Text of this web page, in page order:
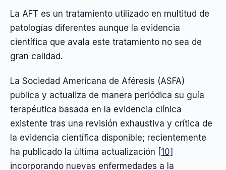
La AFT es un tratamiento utilizado en multitud de
patologías diferentes aunque la evidencia
científica que avala este tratamiento no sea de
gran calidad.
La Sociedad Americana de Aféresis (ASFA)
publica y actualiza de manera periódica su guía
terapéutica basada en la evidencia clínica
existente tras una revisión exhaustiva y crítica de
la evidencia científica disponible; recientemente
ha publicado la última actualización [10]
incorporando nuevas enfermedades a la